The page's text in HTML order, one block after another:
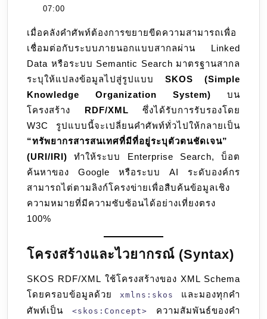
RDF/XML
Format
สถาปัตยกรรม
Semantic
Web
สากล
สำหรับ
ระบบ
ฐาน
ข้อมูล
ความ
รู้
07:00
เมื่อคลังคำศัพท์ต้องการขยายขีดความสามารถเพื่อ
เชื่อมต่อกับระบบภายนอกแบบสากลผ่าน Linked
Data หรือระบบ Semantic Search มาตรฐานสากล
ระบุให้แปลงข้อมูลไปสู่รูปแบบ SKOS (Simple
Knowledge Organization System) บน
โครงสร้าง RDF/XML ซึ่งได้รับการรับรองโดย
W3C รูปแบบนี้จะเปลี่ยนคำศัพท์ทั่วไปให้กลายเป็น
“ทรัพยากรสารสนเทศที่มีที่อยู่ระบุตัวตนชัดเจน”
(URI/IRI) ทำให้ระบบ Enterprise Search, บ็อต
ค้นหาของ Google หรือระบบ AI ระดับองค์กร
สามารถไต่ตามลิงก์โครงข่ายเพื่อสืบค้นข้อมูลเชิง
ความหมายที่มีความซับซ้อนได้อย่างเที่ยงตรง
100%
โครงสร้างและไวยากรณ์ (Syntax)
SKOS RDF/XML ใช้โครงสร้างของ XML Schema
โดยครอบข้อมูลด้วย xmlns:skos
และมองทุกคำ
ศัพท์เป็น <skos:Concept>
ความสัมพันธ์ของคำ